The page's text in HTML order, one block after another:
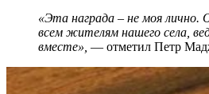
«Эта награда – не моя
всем жителям нашего села,
вместе», — отметил Петр